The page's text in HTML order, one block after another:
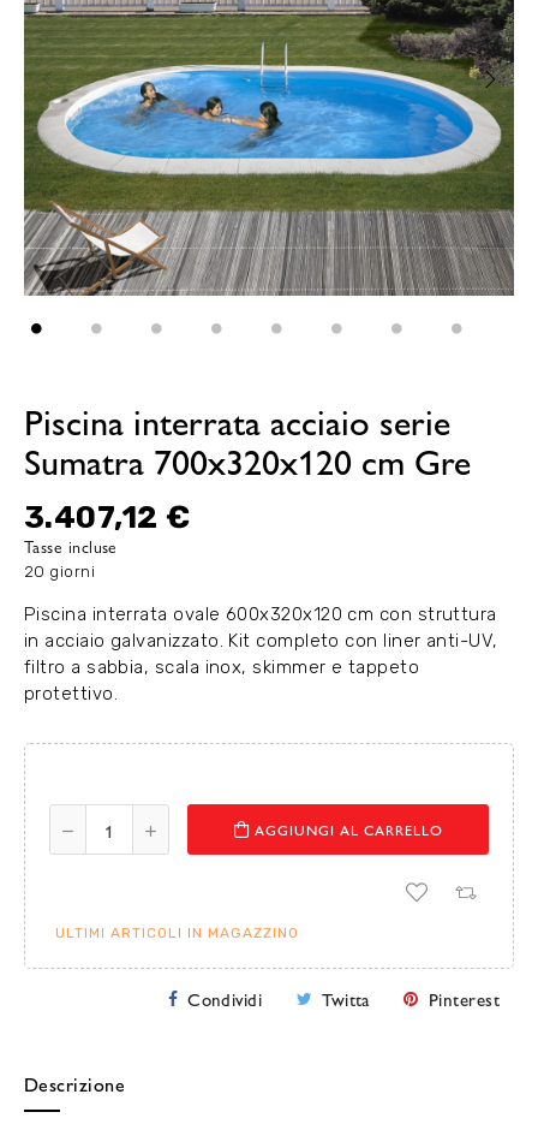
Piscina interrata acciaio serie
Sumatra 700x320x120 cm Gre
3.407,12 €
Tasse incluse
20 giorni
Piscina interrata ovale 600x320x120 cm con struttura
in acciaio galvanizzato. Kit completo con liner anti-UV,
filtro a sabbia, scala inox, skimmer e tappeto
protettivo.
AGGIUNGI AL CARRELLO
ULTIMI ARTICOLI IN MAGAZZINO
Condividi Twitta Pinterest
Descrizione